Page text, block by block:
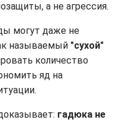
а не агрессия.
могут даже не
называемый "сухой"
количество
яд на
гадюка не